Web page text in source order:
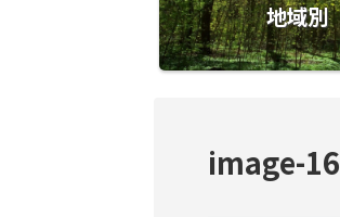
地域別
image-16